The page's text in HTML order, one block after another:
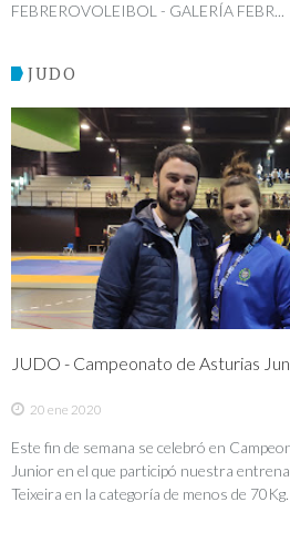
FEBREROVOLEIBOL - GALERÍA FEBR...
JUDO
JUDO - Campeonato de Asturias
20 ene 2020
Este fin de semana se celebró en
Junior en el que participó nuestra
Teixeira en la categoría de menos de